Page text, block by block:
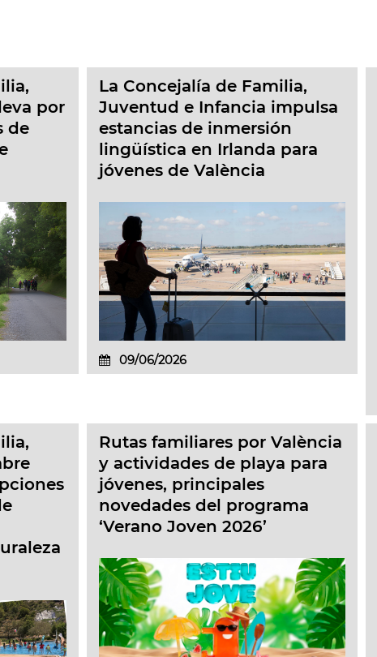
por
de
La Concejalía de Familia,
Juventud e Infancia impulsa
estancias de inmersión
lingüística en Irlanda para
jóvenes de València
09/06/2026
Rutas familiares por València
y actividades de playa para
jóvenes, principales
novedades del programa
‘Verano Joven 2026’